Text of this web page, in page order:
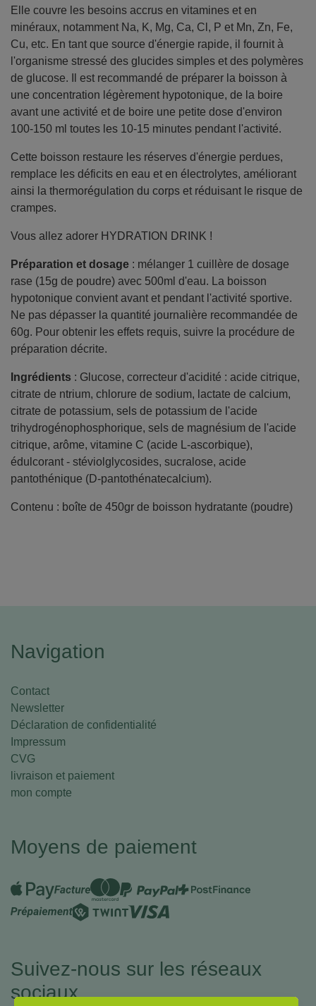
Elle couvre les besoins accrus en vitamines et en
minéraux, notamment Na, K, Mg, Ca, Cl, P et Mn, Zn, Fe,
Cu, etc. En tant que source d'énergie rapide, il fournit à
l'organisme stressé des glucides simples et des polymères
de glucose. Il est recommandé de préparer la boisson à
une concentration légèrement hypotonique, de la boire
avant une activité et de boire une petite dose d'environ
100-150 ml toutes les 10-15 minutes pendant l'activité.
Cette boisson restaure les réserves d'énergie perdues,
remplace les déficits en eau et en électrolytes, améliorant
ainsi la thermorégulation du corps et réduisant le risque de
crampes.
Vous allez adorer HYDRATION DRINK !
Préparation et dosage : mélanger 1 cuillère de dosage
rase (15g de poudre) avec 500ml d'eau. La boisson
hypotonique convient avant et pendant l'activité sportive.
Ne pas dépasser la quantité journalière recommandée de
60g. Pour obtenir les effets requis, suivre la procédure de
préparation décrite.
Ingrédients : Glucose, correcteur d'acidité : acide citrique,
citrate de ntrium, chlorure de sodium, lactate de calcium,
citrate de potassium, sels de potassium de l'acide
trihydrogénophosphorique, sels de magnésium de l'acide
citrique, arôme, vitamine C (acide L-ascorbique),
édulcorant - stéviolglycosides, sucralose, acide
pantothénique (D-pantothénatecalcium).
Contenu : boîte de 450gr de boisson hydratante (poudre)
Navigation
Contact
Newsletter
Déclaration de confidentialité
Impressum
CVG
livraison et paiement
mon compte
Moyens de paiement
Suivez-nous sur les réseaux
sociaux